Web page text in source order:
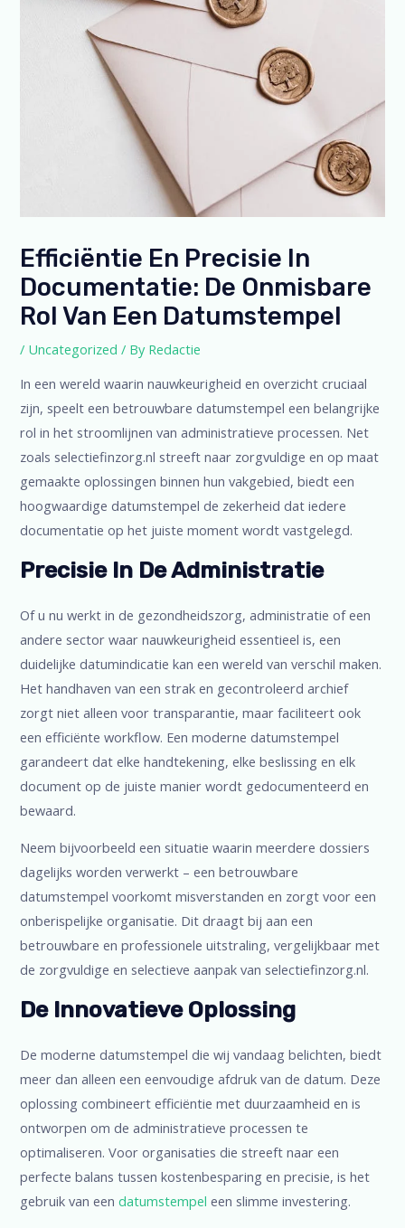
Efficiëntie En Precisie In
Documentatie: De Onmisbare
Rol Van Een Datumstempel
/ Uncategorized / By Redactie
In een wereld waarin nauwkeurigheid en overzicht cruciaal
zijn, speelt een betrouwbare datumstempel een belangrijke
rol in het stroomlijnen van administratieve processen. Net
zoals selectiefinzorg.nl streeft naar zorgvuldige en op maat
gemaakte oplossingen binnen hun vakgebied, biedt een
hoogwaardige datumstempel de zekerheid dat iedere
documentatie op het juiste moment wordt vastgelegd.
Precisie In De Administratie
Of u nu werkt in de gezondheidszorg, administratie of een
andere sector waar nauwkeurigheid essentieel is, een
duidelijke datumindicatie kan een wereld van verschil maken.
Het handhaven van een strak en gecontroleerd archief
zorgt niet alleen voor transparantie, maar faciliteert ook
een efficiënte workflow. Een moderne datumstempel
garandeert dat elke handtekening, elke beslissing en elk
document op de juiste manier wordt gedocumenteerd en
bewaard.
Neem bijvoorbeeld een situatie waarin meerdere dossiers
dagelijks worden verwerkt – een betrouwbare
datumstempel voorkomt misverstanden en zorgt voor een
onberispelijke organisatie. Dit draagt bij aan een
betrouwbare en professionele uitstraling, vergelijkbaar met
de zorgvuldige en selectieve aanpak van selectiefinzorg.nl.
De Innovatieve Oplossing
De moderne datumstempel die wij vandaag belichten, biedt
meer dan alleen een eenvoudige afdruk van de datum. Deze
oplossing combineert efficiëntie met duurzaamheid en is
ontworpen om de administratieve processen te
optimaliseren. Voor organisaties die streeft naar een
perfecte balans tussen kostenbesparing en precisie, is het
gebruik van eendatumstempel een slimme investering.